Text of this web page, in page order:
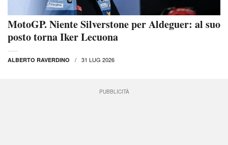
MotoGP. Niente Silverstone per Aldeguer: al suo
posto torna Iker Lecuona
ALBERTO RAVERDINO 31 LUG 2026
PUBBLICITÀ